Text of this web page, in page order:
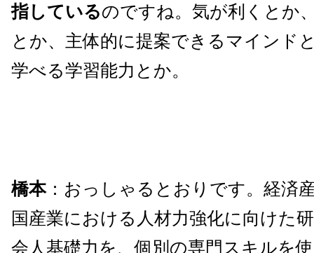
指しているのですね。気が利くとか
とか、主体的に提案できるマインド
学べる学習能力とか。
橋本：おっしゃるとおりです。経済
国産業における人材力強化に向けた
会人基礎力を、個別の専門スキルを